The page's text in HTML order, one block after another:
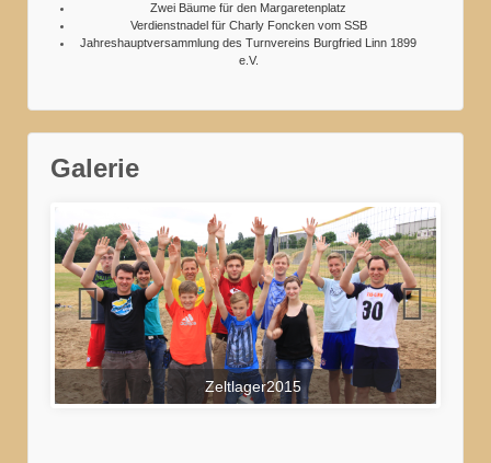
Zwei Bäume für den Margaretenplatz
Verdienstnadel für Charly Foncken vom SSB
Jahreshauptversammlung des Turnvereins Burgfried Linn 1899
e.V.
Galerie
Zeltlager2015